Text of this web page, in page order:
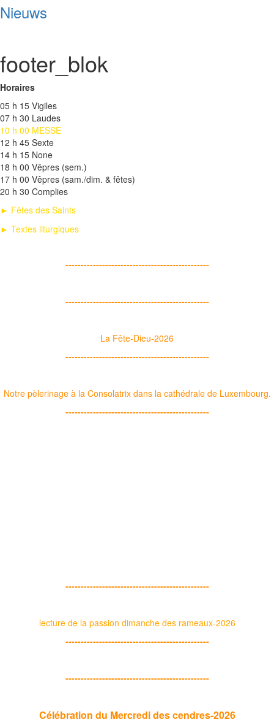
Nieuws
footer_blok
Horaires
05 h 15 Vigiles
07 h 30 Laudes
10 h 00 MESSE
12 h 45 Sexte
14 h 15 None
18 h 00 Vêpres (sem.)
17 h 00 Vêpres (sam./dim. & fêtes)
20 h 30 Complies
► Fêtes des Saints
► Textes liturgiques
-----------------------------------------------
-----------------------------------------------
La Fête-Dieu-2026
-----------------------------------------------
Notre pèlerinage à la Consolatrix dans la cathédrale de Luxembourg.
-----------------------------------------------
-----------------------------------------------
lecture de la passion dimanche des rameaux-2026
-----------------------------------------------
-----------------------------------------------
Célébration du Mercredi des cendres-2026